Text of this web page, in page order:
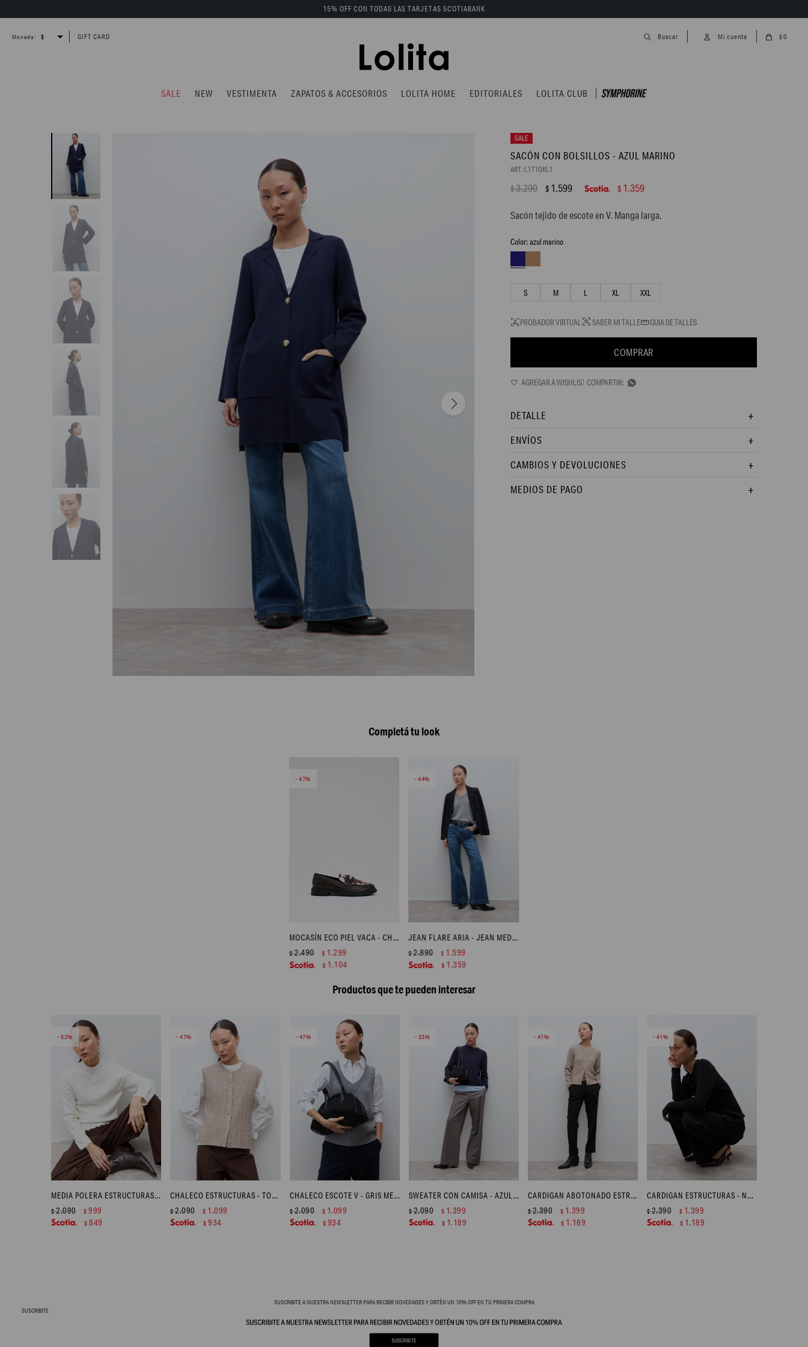
SALE NEW VESTIMENTA ZAPATOS & ACCESORIOS LOLITA HOME EDITORIALES LOLITA CLUB
$ 0
15% OFF CON TODAS LAS TARJETAS SCOTIABANK
Moneda: GIFT CARD
SACÓN CON BOLSILLOS - AZUL MARINO
L171GKL1
$3.290 $ 1.599 $ 1.359
Sacón tejido de escote en V. Manga larga.
azul marino
S M L XL XXL
PROBADOR VIRTUAL SABER MI TALLE GUIA DE TALLES
COMPRAR

DETALLE
ENVÍOS
CAMBIOS Y DEVOLUCIONES
MEDIOS DE PAGO
Completá tu look
47
MOCASÍN ECO PIEL VACA - CHOCOLATE
$2.490 $ 1.299
$ 1.104
44
JEAN FLARE ARIA - JEAN MEDIO
$2.890 $ 1.599
$ 1.359
Productos que te pueden interesar
52
MEDIA POLERA ESTRUCTURAS - CRUDO
$2.090 $ 999
$ 849
47
CHALECO ESTRUCTURAS - TOSTADO MELANGE
$2.090 $ 1.099
$ 934
47
CHALECO ESCOTE V - GRIS MELANGE
$2.090 $ 1.099
$ 934
33
SWEATER CON CAMISA - AZUL MARINO
$2.090 $ 1.399
$ 1.189
41
CARDIGAN ABOTONADO ESTRUCTURAS - TOSTADO MELANGE
$2.390 $ 1.399
$ 1.189
41
CARDIGAN ESTRUCTURAS - NEGRO
$2.390 $ 1.399
$ 1.189
SUSCRIBITE A NUESTRA NEWSLETTER PARA RECIBIR NOVEDADES Y OBTÉN UN 10% OFF EN TU PRIMERA COMPRA
SUSCRIBITE